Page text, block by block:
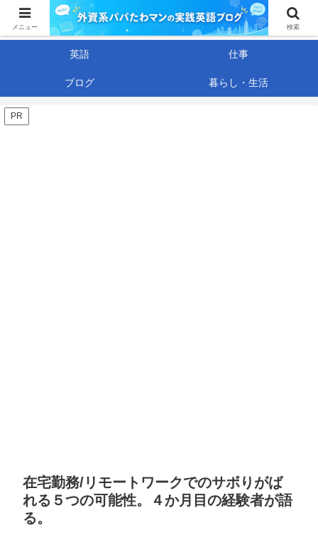
日系メーカー脱出組の「外資系サバイバル・イングリッシュ」〜40代技術職の
生き残り戦略〜
英語 仕事
ブログ 暮らし・生活
PR
在宅勤務/リモートワークでのサボりがば
れる５つの可能性。４か月目の経験者が語
る。
メニュー 検索